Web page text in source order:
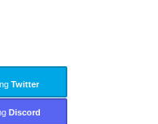
Twitter
Discord